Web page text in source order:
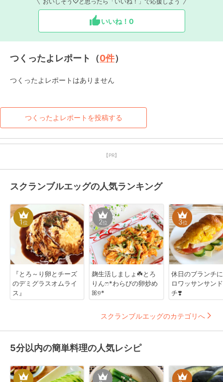
いいね！ 0
つくったよレポート（0件）
つくったよレポートはありません
つくったよレポートを投稿する
【PR】
スクランブルエッグの人気ランキング
1位
『とろ～り卵とチーズ
のデミグラスオムライ
ス』
2位
麹生活しましょ☘️とろ
りんෆ*わらびの卵炒め
ꕤ୭*
3位
休日のブランチ
ロワッサンサン
チ❣️
スクランブルエッグのカテゴリへ
5分以内の簡単料理の人気レシピ